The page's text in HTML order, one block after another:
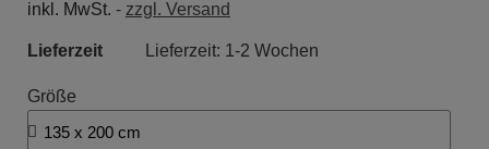
inkl. MwSt. zzgl. Versand
Lieferzeit Lieferzeit: 1-2 Wochen
Größe